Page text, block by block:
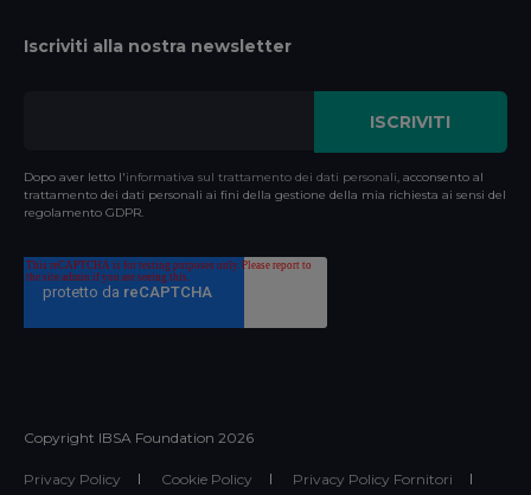
Iscriviti alla nostra newsletter
Dopo aver letto l'informativa sul trattamento dei dati personali, acconsento al
trattamento dei dati personali ai fini della gestione della mia richiesta ai sensi del
regolamento GDPR.
Copyright IBSA Foundation 2026
Privacy Policy Cookie Policy Privacy Policy Fornitori